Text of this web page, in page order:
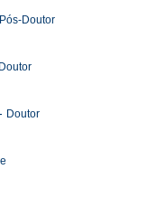
Pós-Doutor
Doutor
Doutor